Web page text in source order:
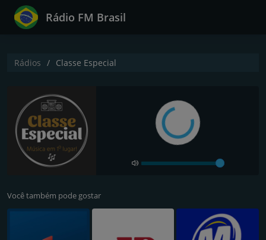
Rádio FM Brasil
Rádios Classe Especial
Você também pode gostar